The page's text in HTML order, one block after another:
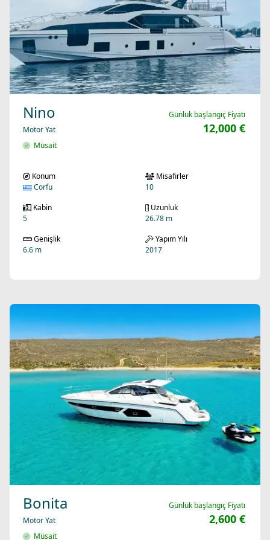
Nino
Motor Yat
Müsait
Günlük başlangıç Fiyatı
12,000 €
Konum
Corfu
Misafirler
10
Kabin
5
Uzunluk
26.78 m
Genişlik
6.6 m
Yapım Yılı
2017
Bonita
Motor Yat
Müsait
Günlük başlangıç Fiyatı
2,600 €